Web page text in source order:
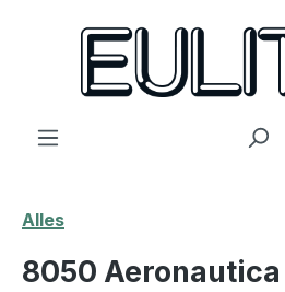
Alles
8050 Aeronautica